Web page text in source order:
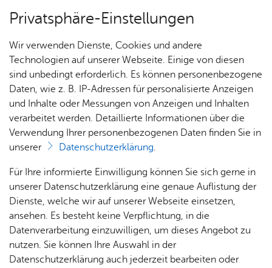
Ver­an­stal­tun­gen
Frei- & See­bad
Fisch­bach
Strand­bad
Na­tur­strand di­rekt am Bo­den­see
Wel­len­frei­bad Ai­lin­gen
Mehr Infos
Sport- und Frei­zeit­bad
Häf­ler Sauna
Öff­nungs­zei­ten & Prei­se
Privatsphäre-Einstellungen
Wir verwenden Dienste, Cookies und andere
Technologien auf unserer Webseite. Einige von diesen
sind unbedingt erforderlich. Es können personenbezogene
Daten, wie z. B. IP-Adressen für personalisierte Anzeigen
und Inhalte oder Messungen von Anzeigen und Inhalten
verarbeitet werden. Detaillierte Informationen über die
Verwendung Ihrer personenbezogenen Daten finden Sie in
unserer
Datenschutzerklärung.
Für Ihre informierte Einwilligung können Sie sich gerne in
unserer Datenschutzerklärung eine genaue Auflistung der
Dienste, welche wir auf unserer Webseite einsetzen,
ansehen. Es besteht keine Verpflichtung, in die
Datenverarbeitung einzuwilligen, um dieses Angebot zu
nutzen. Sie können Ihre Auswahl in der
Datenschutzerklärung auch jederzeit bearbeiten oder